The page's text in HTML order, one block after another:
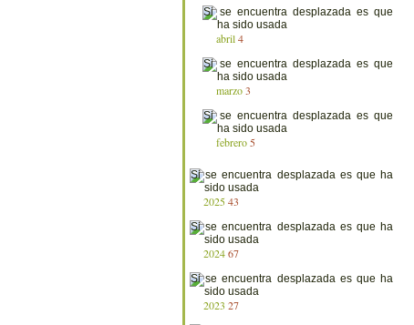
abril 4
marzo 3
febrero 5
202543
202467
2023 27